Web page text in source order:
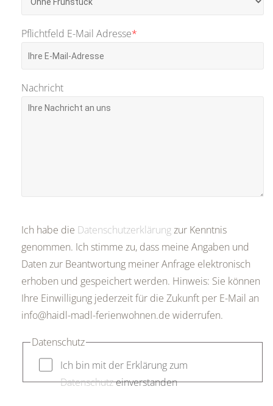
Pflichtfeld E-Mail Adresse*
Nachricht
Ich habe die Datenschutzerklärungzur Kenntnis
genommen. Ich stimme zu, dass meine Angaben und
Daten zur Beantwortung meiner Anfrage elektronisch
erhoben und gespeichert werden. Hinweis: Sie können
Ihre Einwilligung jederzeit für die Zukunft per E-Mail an
info@haidl-madl-ferienwohnen.de widerrufen.
Datenschutz
Ich bin mit der Erklärung zum
Datenschutzeinverstanden